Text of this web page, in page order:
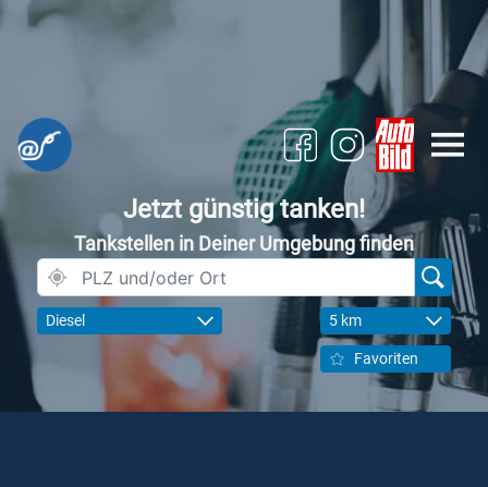
Jetzt günstig tanken!
Tankstellen in Deiner Umgebung finden
Diesel 5 km
Favoriten